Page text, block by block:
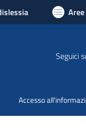
Seguici
Accesso